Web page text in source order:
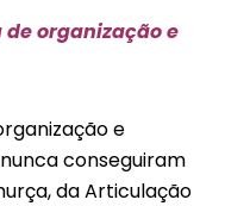
organização e
e
conseguiram
da Articulação